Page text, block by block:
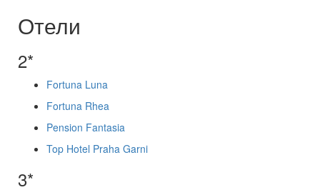
Отели
2*
Fortuna Luna
Fortuna Rhea
Pension Fantasia
Top Hotel Praha Garni
3*